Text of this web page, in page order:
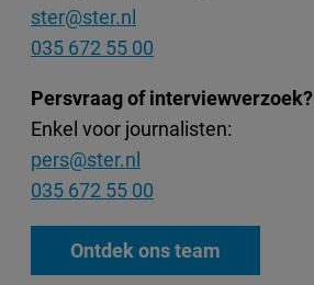
ster@ster.nl
035 672 55 00
Persvraag of interviewverzoek?
Enkel voor journalisten:
pers@ster.nl
035 672 55 00
Ontdek ons team